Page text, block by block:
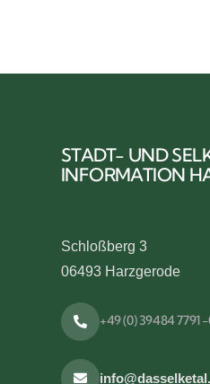
STADT- UND
INFORMATION
Schloßberg 3
06493 Harzgerode
+49 (0) 39484 7791